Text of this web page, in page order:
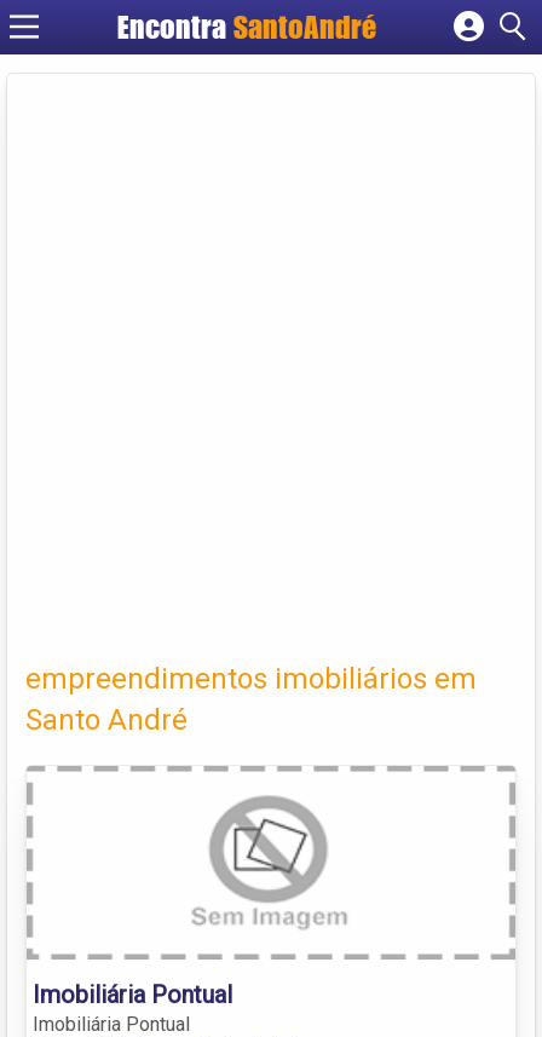
Encontra SantoAndré
Cadastrar empresa
empreendimentos imobiliários em
Santo André
Imobiliária Pontual
Imobiliária Pontual